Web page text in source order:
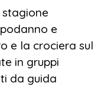
e
e la crociera sul
in gruppi
da guida